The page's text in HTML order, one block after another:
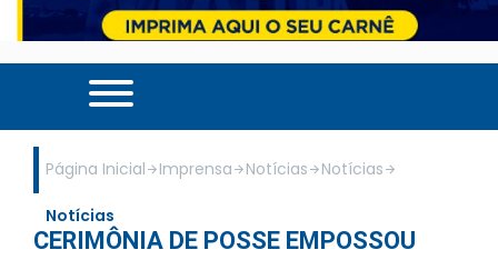
Página Inicial Imprensa Notícias Notícias
Notícias
CERIMÔNIA DE POSSE EMPOSSOU